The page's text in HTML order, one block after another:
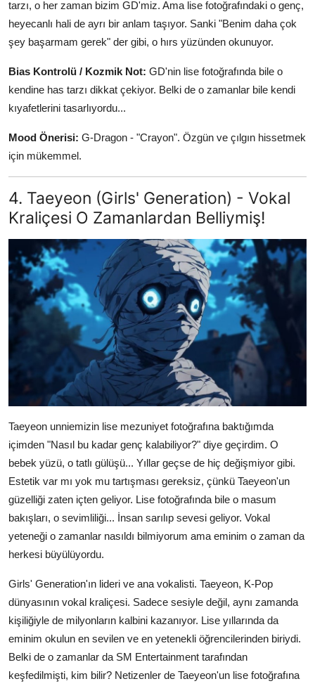
tarzı, o her zaman bizim GD'miz. Ama lise fotoğrafındaki o genç,
heyecanlı hali de ayrı bir anlam taşıyor. Sanki "Benim daha çok
şey başarmam gerek" der gibi, o hırs yüzünden okunuyor.
Bias Kontrolü / Kozmik Not: GD'nin lise fotoğrafında bile o
kendine has tarzı dikkat çekiyor. Belki de o zamanlar bile kendi
kıyafetlerini tasarlıyordu...
Mood Önerisi: G-Dragon - "Crayon". Özgün ve çılgın hissetmek
için mükemmel.
4. Taeyeon (Girls' Generation) - Vokal
Kraliçesi O Zamanlardan Belliymiş!
Taeyeon unniemizin lise mezuniyet fotoğrafına baktığımda
içimden "Nasıl bu kadar genç kalabiliyor?" diye geçirdim. O
bebek yüzü, o tatlı gülüşü... Yıllar geçse de hiç değişmiyor gibi.
Estetik var mı yok mu tartışması gereksiz, çünkü Taeyeon'un
güzelliği zaten içten geliyor. Lise fotoğrafında bile o masum
bakışları, o sevimliliği... İnsan sarılıp sevesi geliyor. Vokal
yeteneği o zamanlar nasıldı bilmiyorum ama eminim o zaman da
herkesi büyülüyordu.
Girls' Generation'ın lideri ve ana vokalisti. Taeyeon, K-Pop
dünyasının vokal kraliçesi. Sadece sesiyle değil, aynı zamanda
kişiliğiyle de milyonların kalbini kazanıyor. Lise yıllarında da
eminim okulun en sevilen ve en yetenekli öğrencilerinden biriydi.
Belki de o zamanlar da SM Entertainment tarafından
keşfedilmişti, kim bilir? Netizenler de Taeyeon'un lise fotoğrafına